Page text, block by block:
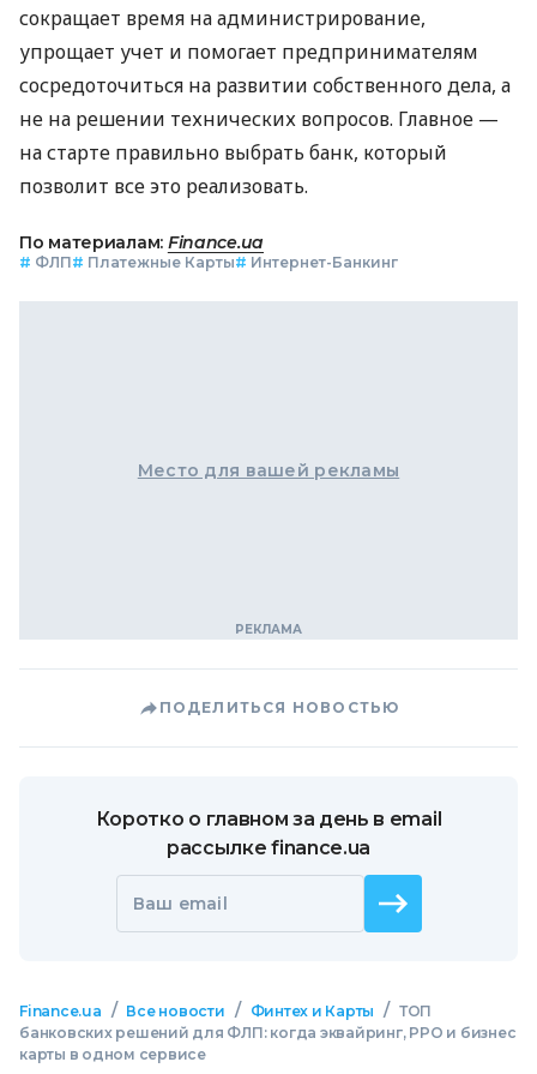
сокращает время на администрирование,
упрощает учет и помогает предпринимателям
сосредоточиться на развитии собственного дела, а
не на решении технических вопросов. Главное —
на старте правильно выбрать банк, который
позволит все это реализовать.
По материалам: Finance.ua
# ФЛП# Платежные Карты# Интернет-Банкинг
Место для вашей рекламы
ПОДЕЛИТЬСЯ НОВОСТЬЮ
Коротко о главном за день в email
рассылке finance.ua
Ваш email
Finance.ua / Все новости / Финтех и Карты / ТОП
банковских решений для ФЛП: когда эквайринг, РРО и бизнес
карты в одном сервисе